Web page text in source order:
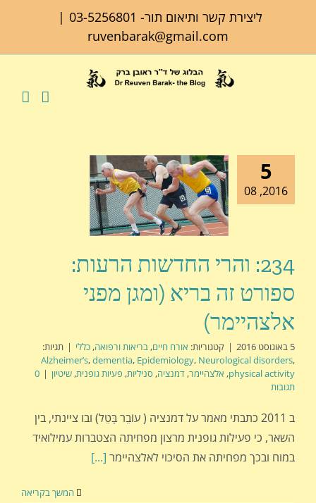
ליצירת קשר ותיאום תור- 03-5256801
|
ruvenbarak@gmail.com
5
2016, 08
234: והרי החדשות הרעות:
ספורט זה בריא (ומגן מפני
אלצהיימר)
5 באוגוסט 2016 | קטגוריות: אורח חיים, בריאות ורפואה, כללי | תגיות:
Alzheimer’s,dementia, Epidemiology, Neurological disorders,
physical activity
, אלצהיימר, דמנציה, סניליות, פעיות גופנית, שיטיון |
0
תגובות
ב 2011 כתבתי מאמר על דמנציה ( עוֹבֵר בָּטֵל) ובו ציינתי, בין
השאר, כי פעילות גופנית מרצון מפחיתה הצטברות עמילואיד
במוח ובכך מפחיתה את הסיכוי לאלצהיימר [...]
המשך בקריאה